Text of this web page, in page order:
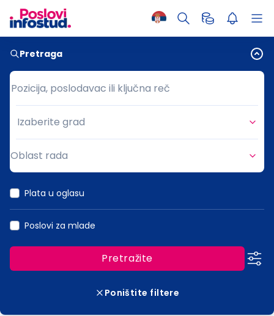
Pretraga
Pozicija, poslodavac ili ključna reč
Pozicija, poslodavac ili ključna reč
Grad
Izaberite grad
Oblast rada
Plata u oglasu
Poslovi za mlade
Pretražite
Poništite filtere